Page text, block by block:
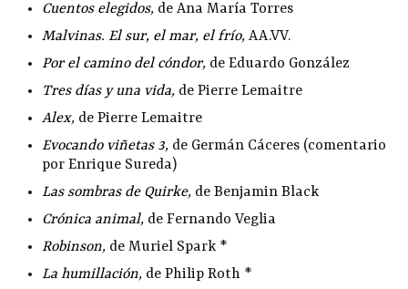
Cuentos elegidos, de Ana María Torres
Malvinas. El sur, el mar, el frío, AA.VV.
Por el camino del cóndor, de Eduardo González
Tres días y una vida, de Pierre Lemaitre
Alex, de Pierre Lemaitre
Evocando viñetas 3, de Germán Cáceres (comentario
por Enrique Sureda)
Las sombras de Quirke, de Benjamin Black
Crónica animal, de Fernando Veglia
Robinson, de Muriel Spark *
La humillación, de Philip Roth *